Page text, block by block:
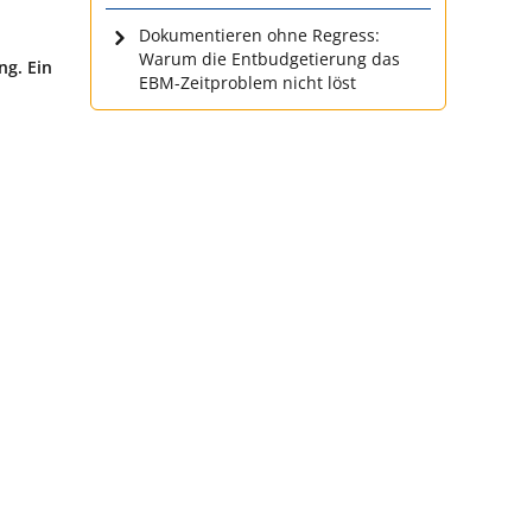
Ein
Dokumentieren ohne Regress:
Warum die Entbudgetierung das
EBM-Zeitproblem nicht löst